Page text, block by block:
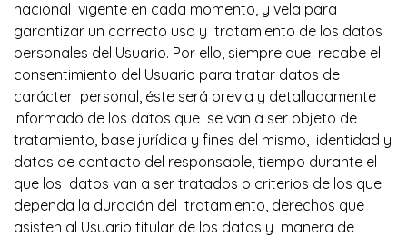
nacional vigente en cada momento, y vela para
garantizar un correcto uso y tratamiento de los datos
personales del Usuario. Por ello, siempre que recabe el
consentimiento del Usuario para tratar datos de
carácter personal, éste será previa y detalladamente
informado de los datos que se van a ser objeto de
tratamiento, base jurídica y fines del mismo, identidad y
datos de contacto del responsable, tiempo durante el
que los datos van a ser tratados o criterios de los que
dependa la duración del tratamiento, derechos que
asisten al Usuario titular de los datos y manera de